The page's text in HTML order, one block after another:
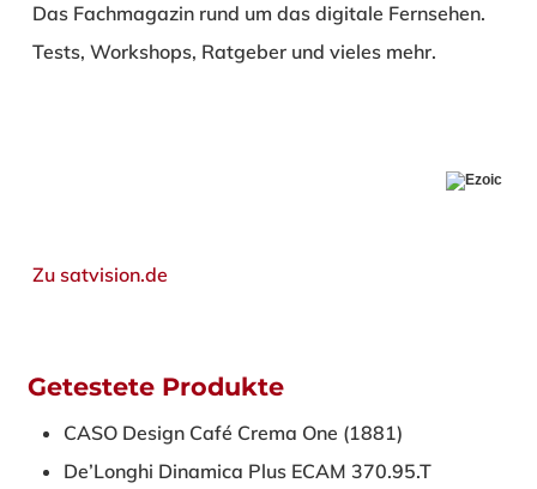
Das Fachmagazin rund um das digitale Fernsehen.
Tests, Workshops, Ratgeber und vieles mehr.
Zu satvision.de
Getestete Produkte
CASO DesignCafé Crema One (1881)
De’Longhi Dinamica Plus ECAM 370.95.T